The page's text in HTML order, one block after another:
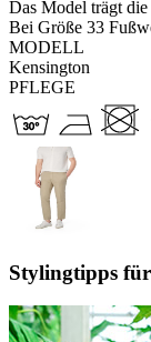
Das Model trägt
Bei Größe 33
MODELL
Kensington
PFLEGE
Stylingtipps